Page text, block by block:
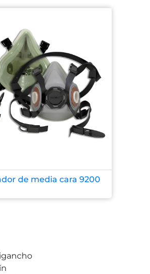
de media cara 9200